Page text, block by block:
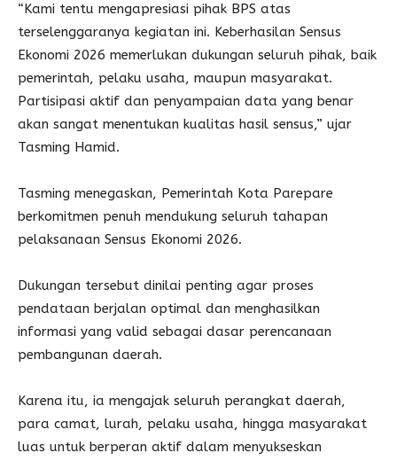
“Kami tentu mengapresiasi pihak BPS atas
terselenggaranya kegiatan ini. Keberhasilan Sensus
Ekonomi 2026 memerlukan dukungan seluruh pihak, baik
pemerintah, pelaku usaha, maupun masyarakat.
Partisipasi aktif dan penyampaian data yang benar
akan sangat menentukan kualitas hasil sensus,” ujar
Tasming Hamid.
Tasming menegaskan, Pemerintah Kota Parepare
berkomitmen penuh mendukung seluruh tahapan
pelaksanaan Sensus Ekonomi 2026.
Dukungan tersebut dinilai penting agar proses
pendataan berjalan optimal dan menghasilkan
informasi yang valid sebagai dasar perencanaan
pembangunan daerah.
Karena itu, ia mengajak seluruh perangkat daerah,
para camat, lurah, pelaku usaha, hingga masyarakat
luas untuk berperan aktif dalam menyukseskan